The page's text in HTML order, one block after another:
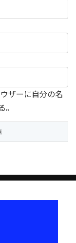
ザーに自分の名